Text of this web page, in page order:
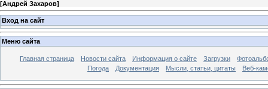
[Андрей Захаров]
Вход на сайт
Меню сайта
Главная страница Новости сайта Информация о сайте Загрузки
Погода
Документация Мысли, статьи, цитаты Веб-